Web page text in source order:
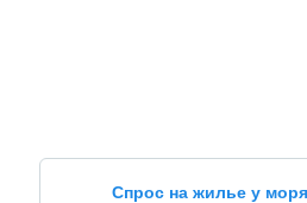
Спрос на жилье у